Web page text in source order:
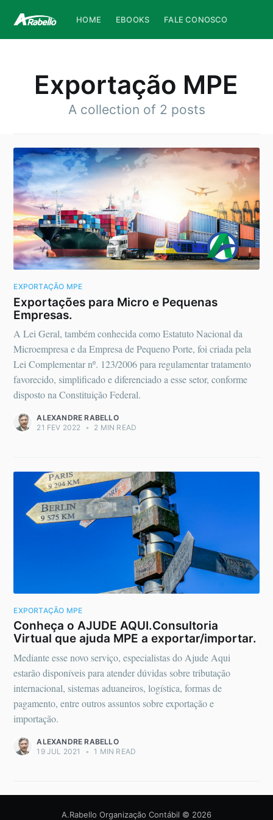
HOME EBOOKS FALE CONOSCO
Exportação MPE
A collection of 2 posts
EXPORTAÇÃO MPE
Exportações para Micro e Pequenas
Empresas.
A Lei Geral, também conhecida como Estatuto Nacional da
Microempresa e da Empresa de Pequeno Porte, foi criada pela
Lei Complementar nº. 123/2006 para regulamentar tratamento
favorecido, simplificado e diferenciado a esse setor, conforme
disposto na Constituição Federal.
ALEXANDRE RABELLO
21 FEV 2022 • 2 MIN READ
EXPORTAÇÃO MPE
Conheça o AJUDE AQUI.Consultoria
Virtual que ajuda MPE a exportar/importar.
Mediante esse novo serviço, especialistas do Ajude Aqui
estarão disponíveis para atender dúvidas sobre tributação
internacional, sistemas aduaneiros, logística, formas de
pagamento, entre outros assuntos sobre exportação e
importação.
ALEXANDRE RABELLO
19 JUL 2021
• 1 MIN READ
A.Rabello Organização Contábil © 2026